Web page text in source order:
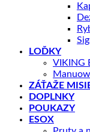
LOĎKY
VIKING
ZÁŤAŽE
DOPLNKY
POUKAZY
ESOX